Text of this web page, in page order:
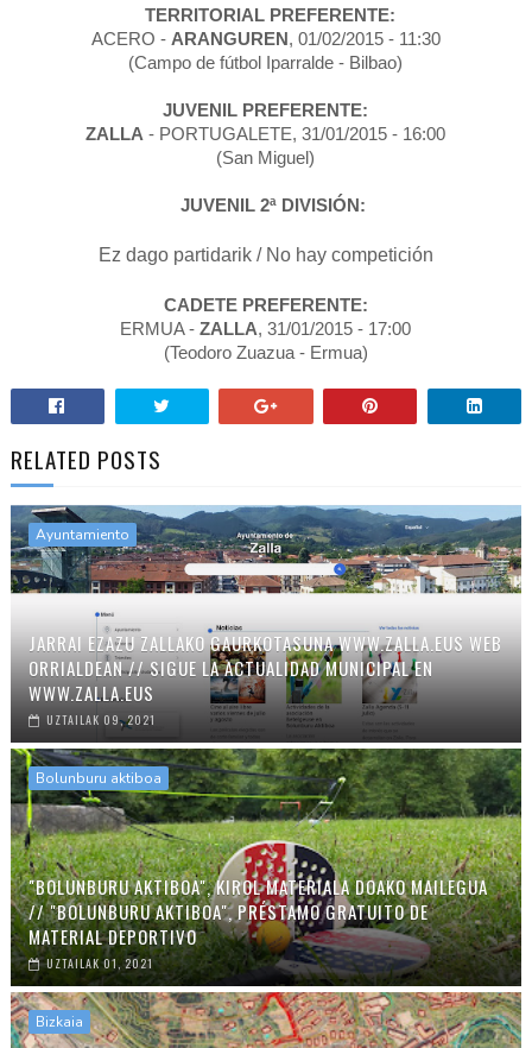
TERRITORIAL PREFERENTE:
ACERO - ARANGUREN, 01/02/2015 - 11:30
(Campo de fútbol Iparralde - Bilbao)
JUVENIL PREFERENTE:
ZALLA - PORTUGALETE, 31/01/2015 - 16:00
(San Miguel)
JUVENIL 2ª DIVISIÓN:
Ez dago partidarik /No hay competición
CADETE PREFERENTE:
ERMUA -ZALLA, 31/01/2015 - 17:00
(Teodoro Zuazua - Ermua)
RELATED POSTS
Ayuntamiento
JARRAI EZAZU ZALLAKO GAURKOTASUNA WWW.ZALLA.EUS WEB
ORRIALDEAN // SIGUE LA ACTUALIDAD MUNICIPAL EN
WWW.ZALLA.EUS
UZTAILAK 09, 2021
Bolunburu aktiboa
"BOLUNBURU AKTIBOA", KIROL MATERIALA DOAKO MAILEGUA
// "BOLUNBURU AKTIBOA", PRÉSTAMO GRATUITO DE
MATERIAL DEPORTIVO
UZTAILAK 01, 2021
Bizkaia